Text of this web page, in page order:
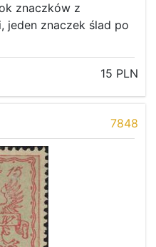
znaczków z
jeden znaczek ślad po
15 PLN
7848